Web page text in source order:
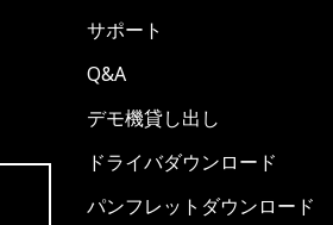
サポート
Q&A
デモ機貸し出し
ドライバダウンロード
パンフレットダウンロード